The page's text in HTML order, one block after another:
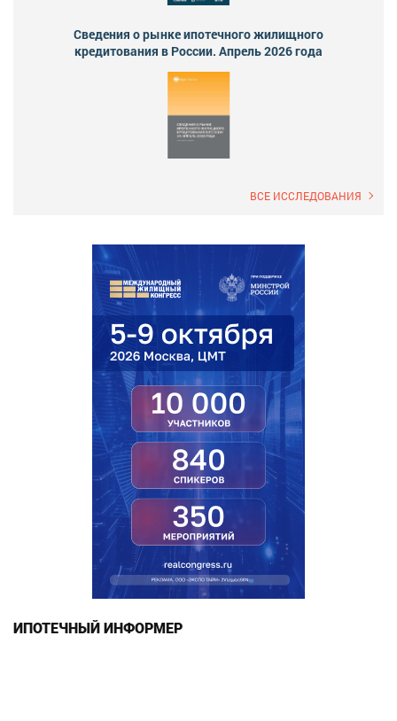
Сведения о рынке ипотечного жилищного
кредитования в России. Апрель 2026 года
ВСЕ ИССЛЕДОВАНИЯ
ИПОТЕЧНЫЙ ИНФОРМЕР